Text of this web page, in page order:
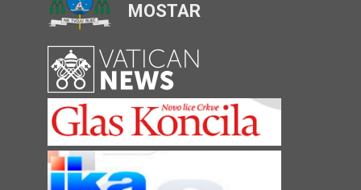
MOSTAR